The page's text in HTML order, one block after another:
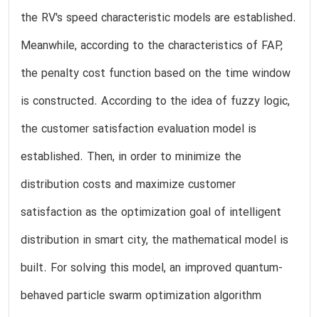
the RV's speed characteristic models are established.
Meanwhile, according to the characteristics of FAP,
the penalty cost function based on the time window
is constructed. According to the idea of fuzzy logic,
the customer satisfaction evaluation model is
established. Then, in order to minimize the
distribution costs and maximize customer
satisfaction as the optimization goal of intelligent
distribution in smart city, the mathematical model is
built. For solving this model, an improved quantum-
behaved particle swarm optimization algorithm